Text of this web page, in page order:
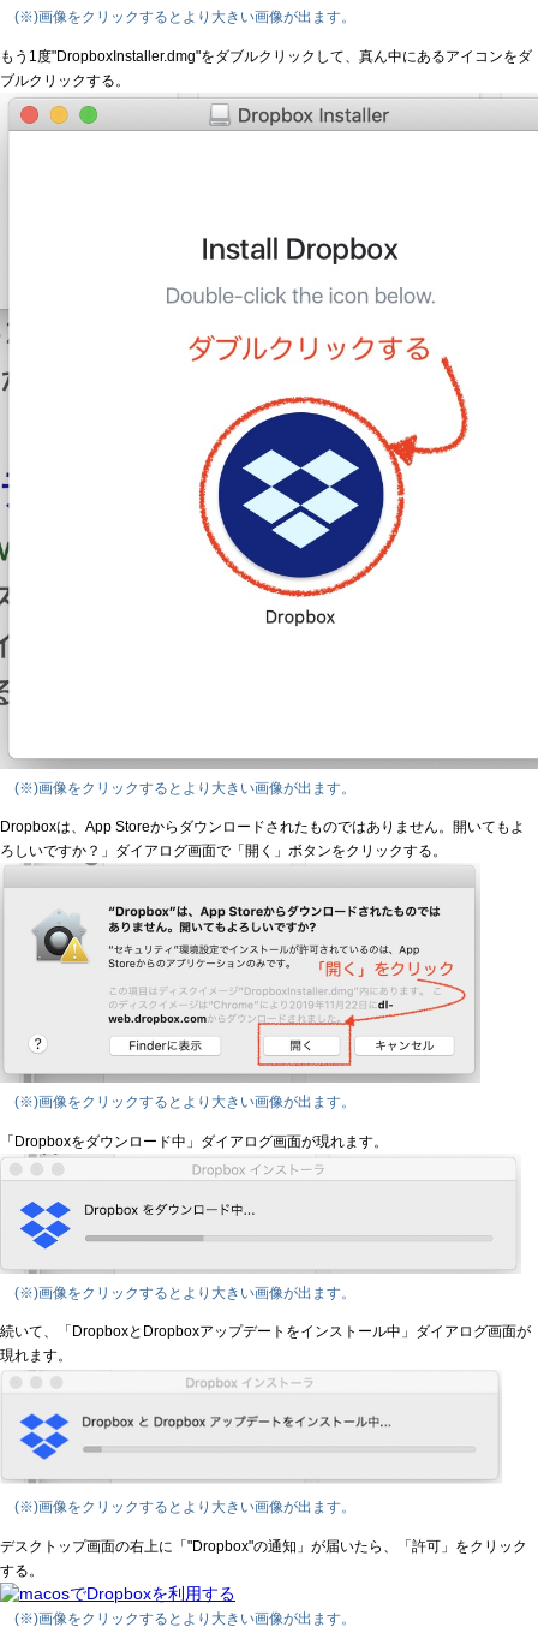
(※)画像をクリックするとより大きい画像が出ます。
もう1度"DropboxInstaller.dmg"をダブルクリックして、真ん中にあるアイコンをダ
ブルクリックする。
(※)画像をクリックするとより大きい画像が出ます。
Dropboxは、App Storeからダウンロードされたものではありません。開いてもよ
ろしいですか？」ダイアログ画面で「開く」ボタンをクリックする。
(※)画像をクリックするとより大きい画像が出ます。
「Dropboxをダウンロード中」ダイアログ画面が現れます。
(※)画像をクリックするとより大きい画像が出ます。
続いて、「DropboxとDropboxアップデートをインストール中」ダイアログ画面が
現れます。
(※)画像をクリックするとより大きい画像が出ます。
デスクトップ画面の右上に「"Dropbox"の通知」が届いたら、「許可」をクリック
する。
(※)画像をクリックするとより大きい画像が出ます。